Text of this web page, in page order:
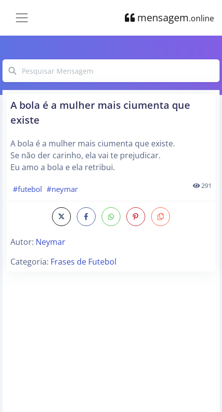
mensagem.online
A bola é a mulher mais ciumenta que
existe
A bola é a mulher mais ciumenta que existe.
Se não der carinho, ela vai te prejudicar.
Eu amo a bola e ela retribui.
#futebol #neymar 291
Autor: Neymar
Categoria: Frases de Futebol